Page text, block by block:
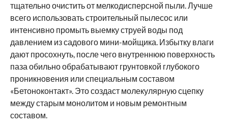
тщательно очистить от мелкодисперсной пыли. Лучше
всего использовать строительный пылесос или
интенсивно промыть выемку струей воды под
давлением из садового мини-мойщика. Избытку влаги
дают просохнуть, после чего внутреннюю поверхность
паза обильно обрабатывают грунтовкой глубокого
проникновения или специальным составом
«Бетоноконтакт». Это создаст молекулярную сцепку
между старым монолитом и новым ремонтным
составом.